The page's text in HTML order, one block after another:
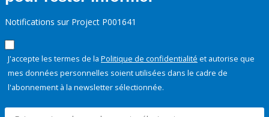
Notifications sur Project P001641
J'accepte les termes de la Politique de confidentialité et autorise que
mes données personnelles soient utilisées dans le cadre de
l'abonnement à la newsletter sélectionnée.